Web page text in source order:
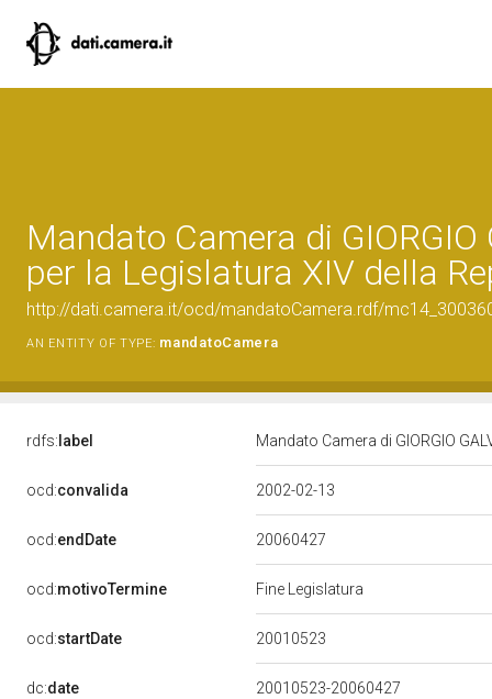
Mandato Camera di GIORGIO
per la Legislatura XIV della
http://dati.camera.it/ocd/mandatoCamera.rdf/
AN ENTITY OF TYPE: mandatoCamera
rdfs: label Mandato Camera di GIORGIO
ocd:convalida 2002-02-13
ocd:endDate 20060427
ocd:motivoTermine Fine Legislatura
ocd:startDate 20010523
dc:date 20010523-20060427